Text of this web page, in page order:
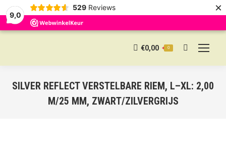
9,0
529 Reviews ×
€0,00 0 Search:
SILVER REFLECT VERSTELBARE RIEM, L–XL: 2,00
M/25 MM, ZWART/ZILVERGRIJS